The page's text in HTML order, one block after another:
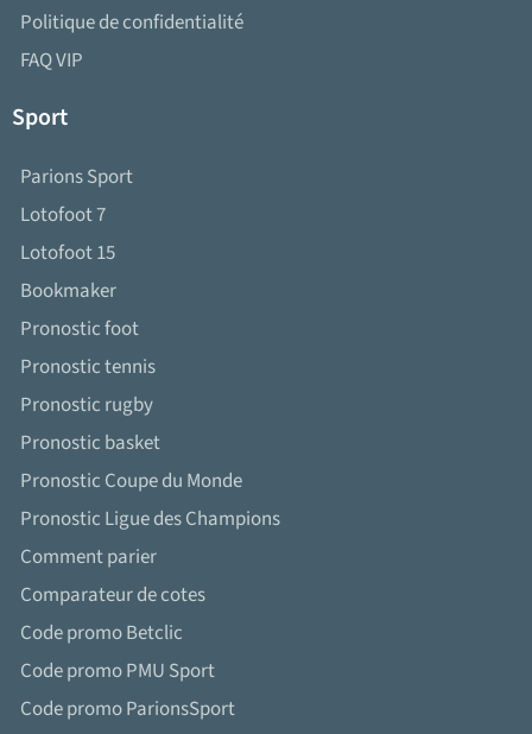
Politique de confidentialité
FAQ VIP
Sport
Parions Sport
Lotofoot 7
Lotofoot 15
Bookmaker
Pronostic foot
Pronostic tennis
Pronostic rugby
Pronostic basket
Pronostic Coupe du Monde
Pronostic Ligue des Champions
Comment parier
Comparateur de cotes
Code promo Betclic
Code promo PMU Sport
Code promo ParionsSport